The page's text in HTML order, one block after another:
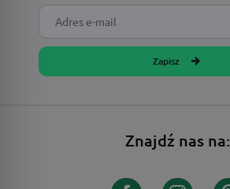
Zapisz
Znajdź nas na: